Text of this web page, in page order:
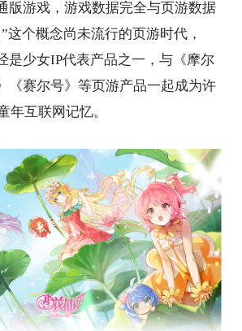
版游戏，游戏数据完全与页游数据
这个概念尚未流行的页游时代，
是少女IP代表产品之一，与《摩尔
《赛尔号》等页游产品一起成为许
年互联网记忆。